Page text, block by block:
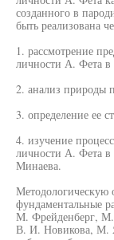
созданного в
быть реализована
1. рассмотрение
личности А. Фета в
2. анализ природы
3. определение ее
4. изучение
личности А. Фета
Минаева.
Методологическую
фундаментальные
М. Фрейденберг,
В. И. Новикова, М.